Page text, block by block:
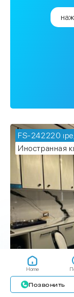
Home
Позвонить
FS-242220
🔥 горячее
Иностранная